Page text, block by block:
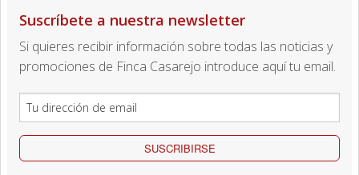
Suscríbete a nuestra newsletter
Si quieres recibir información sobre todas las noticias y
promociones de Finca Casarejo introduce aquí tu email.
SUSCRIBIRSE